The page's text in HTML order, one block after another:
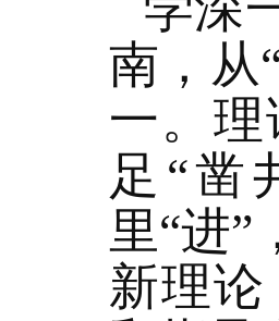
南，从
一。
足“凿
里“进
新理